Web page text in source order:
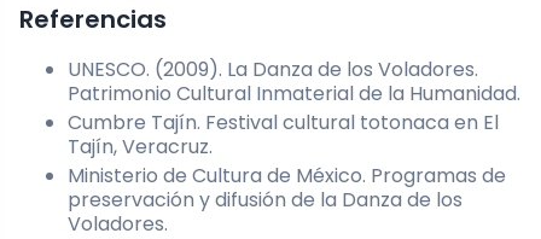
Referencias
UNESCO. (2009). La Danza de los Voladores.
Patrimonio Cultural Inmaterial de la Humanidad.
Cumbre Tajín. Festival cultural totonaca en El
Tajín, Veracruz.
Ministerio de Cultura de México. Programas de
preservación y difusión de la Danza de los
Voladores.